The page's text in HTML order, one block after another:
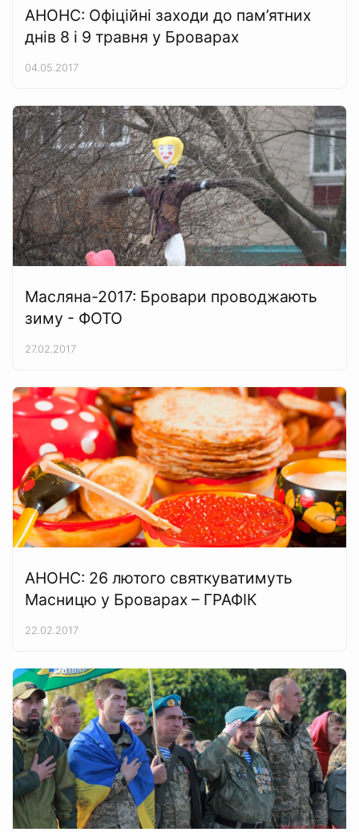
АНОНС: Офіційні заходи до пам’ятних
днів 8 і 9 травня у Броварах
04.05.2017
Масляна-2017: Бровари проводжають
зиму - ФОТО
27.02.2017
АНОНС: 26 лютого святкуватимуть
Масницю у Броварах – ГРАФІК
22.02.2017